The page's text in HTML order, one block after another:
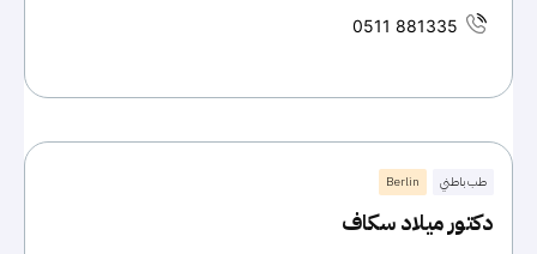
0511 881335
طب باطني Berlin
دكتور ميلاد سكاف